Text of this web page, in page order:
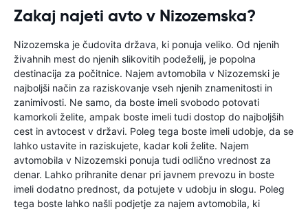
Zakaj najeti avto v Nizozemska?
Nizozemska je čudovita država, ki ponuja veliko. Od njenih
živahnih mest do njenih slikovitih podeželij, je popolna
destinacija za počitnice. Najem avtomobila v Nizozemski je
najboljši način za raziskovanje vseh njenih znamenitosti in
zanimivosti. Ne samo, da boste imeli svobodo potovati
kamorkoli želite, ampak boste imeli tudi dostop do najboljših
cest in avtocest v državi. Poleg tega boste imeli udobje, da se
lahko ustavite in raziskujete, kadar koli želite. Najem
avtomobila v Nizozemski ponuja tudi odlično vrednost za
denar. Lahko prihranite denar pri javnem prevozu in boste
imeli dodatno prednost, da potujete v udobju in slogu. Poleg
tega boste lahko našli podjetje za najem avtomobila, ki